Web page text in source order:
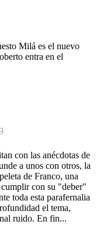
Milá es el nuevo
entra en el
con las anécdotas de
a unos con otros, la
de Franco, una
con su "deber"
toda esta parafernalia
el tema,
ruido. En fin...